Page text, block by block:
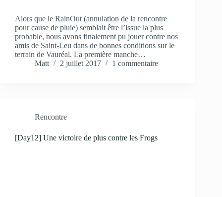
Alors que le RainOut (annulation de la rencontre
pour cause de pluie) semblait être l’issue la plus
probable, nous avons finalement pu jouer contre nos
amis de Saint-Leu dans de bonnes conditions sur le
terrain de Vauréal. La première manche…
Matt
2 juillet 2017 1 commentaire
Rencontre
[Day12] Une victoire de plus contre les Frogs